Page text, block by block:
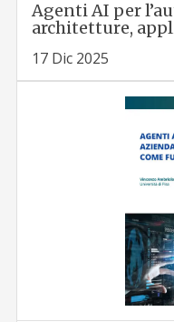
Agenti AI per
architetture,
17 Dic 2025